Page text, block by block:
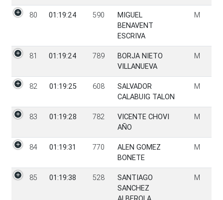
80 01:19:24 590
MIGUEL
BENAVENT
ESCRIVA
M
81 01:19:24 789
BORJA NIETO
VILLANUEVA
M
82 01:19:25 608
SALVADOR
CALABUIG TALON
M
83 01:19:28 782
VICENTE CHOVI
AÑO
M
84 01:19:31 770
ALEN GOMEZ
BONETE
M
85 01:19:38 528
SANTIAGO
SANCHEZ
M